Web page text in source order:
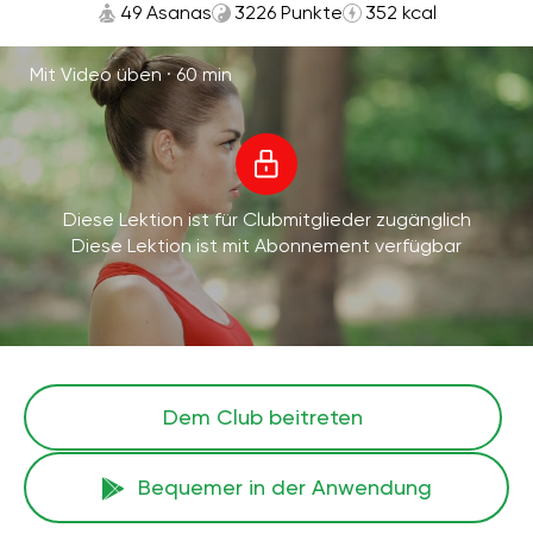
49 Asanas 3226 Punkte 352 kcal
Mit Video üben ·60 min
Diese Lektion ist für Clubmitglieder zugänglich
Diese Lektion ist mit Abonnement verfügbar
Dem Club beitreten
Bequemer in der Anwendung